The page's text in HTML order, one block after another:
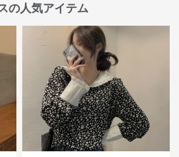
の人気アイテム